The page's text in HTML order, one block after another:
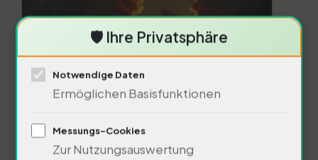
Die psychologischensolcher
🛡️ Ihre Privatsphäre
Notwendige Daten
Ermöglichen Basisfunktionen
Messungs-Cookies
Zur Nutzungsauswertung